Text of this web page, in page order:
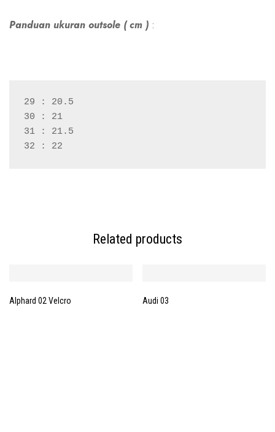
Panduan ukuran outsole ( cm ) :
29 : 20.5
30 : 21
31 : 21.5
32 : 22
Related products
Alphard 02 Velcro Audi 03